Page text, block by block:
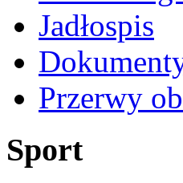
Jadłospis
Przerwy
Sport